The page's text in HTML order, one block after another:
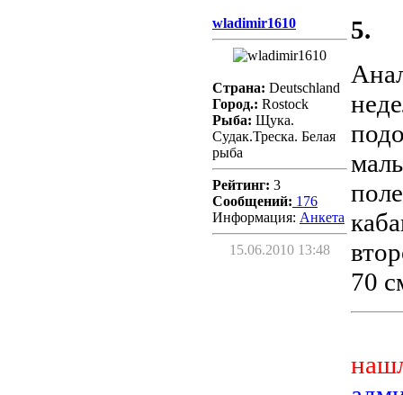
wladimir1610
Страна: Deutschland
Город.: Rostock
Рыба: Щука.
Судак.Треска. Белая
рыба
Рейтинг: 3
Сообщений: 176
Информация: Aнкета
15.06.2010 13:48
5.
70